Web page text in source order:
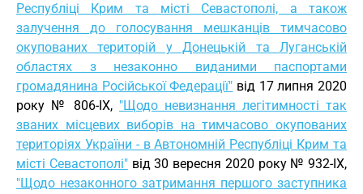
Республіці Крим та місті Севастополі, а також
залучення до голосування мешканців тимчасово
окупованих територій у Донецькій та Луганській
областях з незаконно виданими паспортами
громадянина Російської Федерації" від 17 липня 2020
року № 806-IX, "Щодо невизнання легітимності так
званих місцевих виборів на тимчасово окупованих
територіях України - в Автономній Республіці Крим та
місті Севастополі"від 30 вересня 2020 року № 932-IX,
"Щодо незаконного затримання першого заступника